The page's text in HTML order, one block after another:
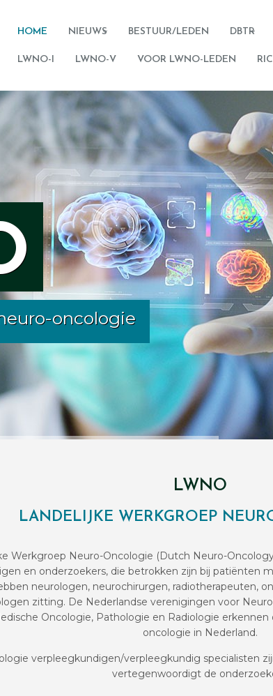
HOME NIEUWS BESTUUR/LEDEN DBTR
LWNO-I LWNO-V VOOR LWNO-LEDEN
oncologie
LWNO
LANDELIJKE WERKGROEP
Werkgroep Neuro-Oncologie (Dutch Neuro-
en onderzoekers, die betrokken zijn bij patiënten
neurologen, neurochirurgen, radiotherapeuten,
zitting. De Nederlandse verenigingen voor
Oncologie, Pathologie en Radiologie
oncologie in Nederland.
verpleegkundigen/verpleegkundig specialisten
vertegenwoordigt de